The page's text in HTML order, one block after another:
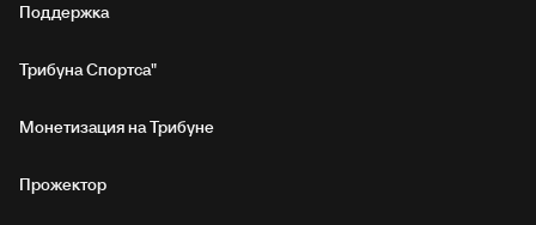
Поддержка
Трибуна Спортса"
Монетизация на Трибуне
Прожектор